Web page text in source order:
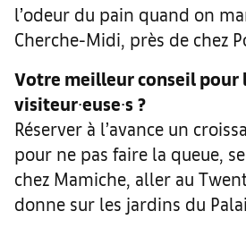
l’odeur du pain quand on
Cherche-Midi, près de chez
Votre meilleur conseil pour
visiteur∙euse∙s ?
Réserver à l’avance un
pour ne pas faire la queue,
chez Mamiche, aller au
donne sur les jardins du